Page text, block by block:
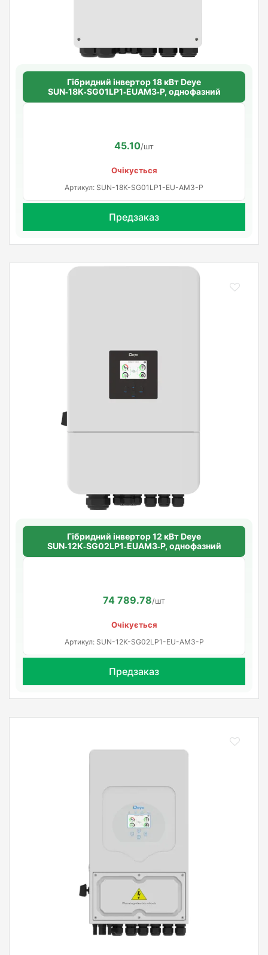
Гібридний інвертор 18 кВт Deye
SUN‑18K‑SG01LP1‑EUAM3‑P, однофазний
45.10/шт
Очікується
Артикул: SUN-18K-SG01LP1-EU-AM3-P
Предзаказ
Гібридний інвертор 12 кВт Deye
SUN‑12K‑SG02LP1‑EUAM3‑P, однофазний
74 789.78/шт
Очікується
Артикул: SUN-12K-SG02LP1-EU-AM3-P
Предзаказ